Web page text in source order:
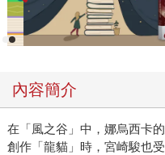
內容簡介
在「風之谷」中，娜烏西卡
創作「龍貓」時，宮崎駿也